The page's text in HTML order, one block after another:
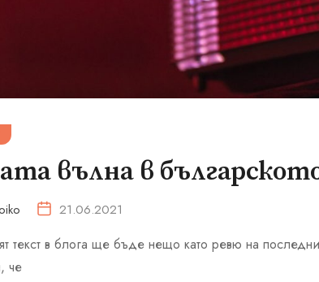
вълна в
21.06.2021
текст в блога ще бъде нещо като ревю на
че